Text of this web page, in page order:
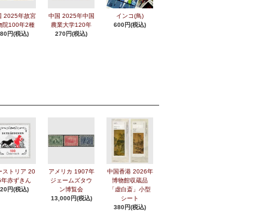
2025年故宮
院100年2種
円(税込)
中国 2025年中国
農業大学120年
270円(税込)
インコ(鳥)
600円(税込)
ストリア 20
赤ずきん
円(税込)
アメリカ 1907年
ジェームズタウ
ン博覧会
13,000円(税込)
中国香港 2026年
博物館収蔵品
「虚白斎」小型
シート
380円(税込)